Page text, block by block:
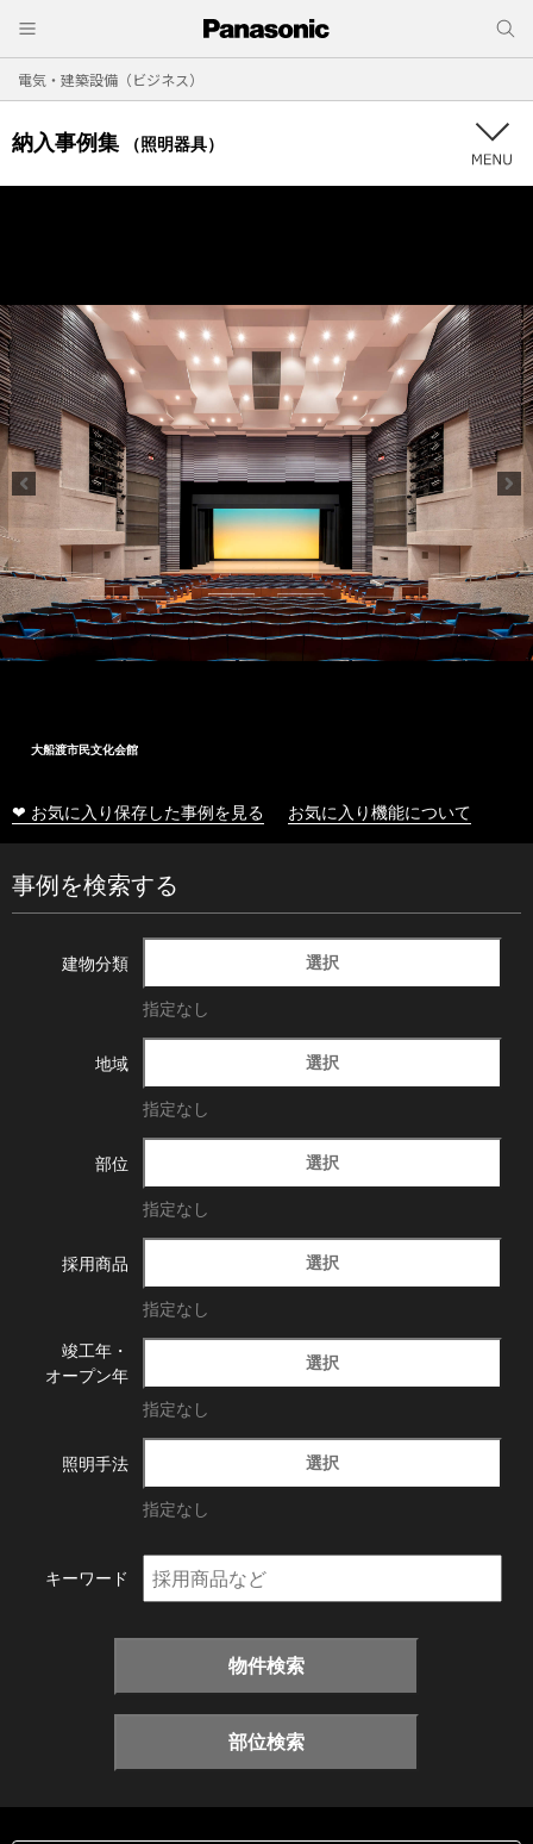
電気・建築設備（ビジネス）
納入事例集 （照明器具）
大船渡市民文化会館
❤ お気に入り保存した事例を見る お気に入り機能について
事例を検索する
建物分類 選択
指定なし
地域 選択
指定なし
部位 選択
指定なし
採用商品 選択
指定なし
竣工年・
オープン年
選択
指定なし
照明手法 選択
指定なし
キーワード
物件検索
部位検索